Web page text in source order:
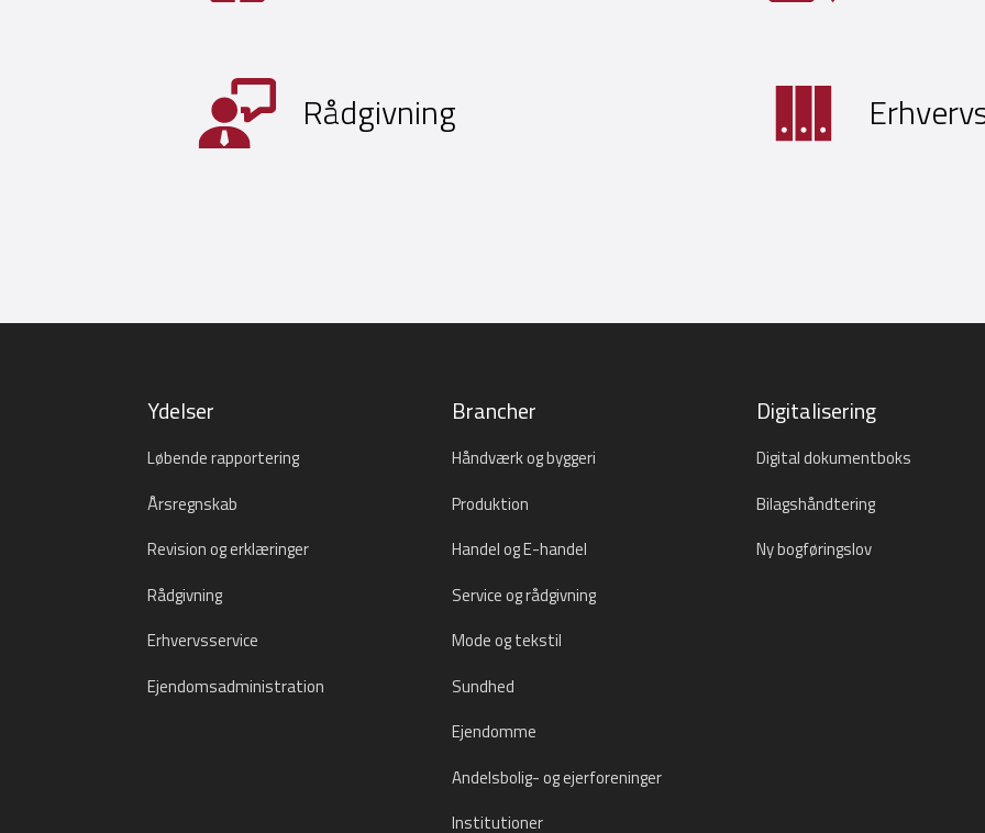
Rådgivning
Ydelser
Løbende rapportering
Årsregnskab
Revision og erklæringer
Rådgivning
Erhvervsservice
Ejendomsadministration
Brancher
Håndværk og byggeri
Produktion
Handel og E-handel
Service og rådgivning
Mode og tekstil
Sundhed
Ejendomme
Andelsbolig- og ejerforeninger
Institutioner
Digitalisering
Digital dokumentboks
Bilagshåndtering
Ny bogføringslov